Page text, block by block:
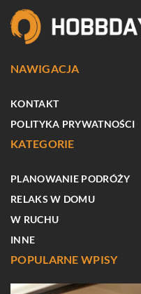
NAWIGACJA
KONTAKT
POLITYKA PRYWATNOŚCI
KATEGORIE
PLANOWANIE PODRÓŻY
RELAKS W DOMU
W RUCHU
INNE
POPULARNE WPISY